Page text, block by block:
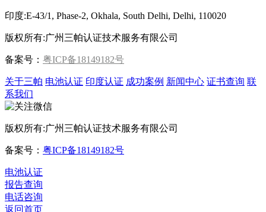
印度:E-43/1, Phase-2, Okhala, South Delhi, Delhi, 110020
版权所有:广州三帕认证技术服务有限公司
备案号： 粤ICP备18149182号
关于三帕 电池认证 印度认证 成功案例 新闻中心 证书查询 联
系我们
版权所有:广州三帕认证技术服务有限公司
备案号： 粤ICP备18149182号
电池认证
报告查询
电话咨询
返回首页